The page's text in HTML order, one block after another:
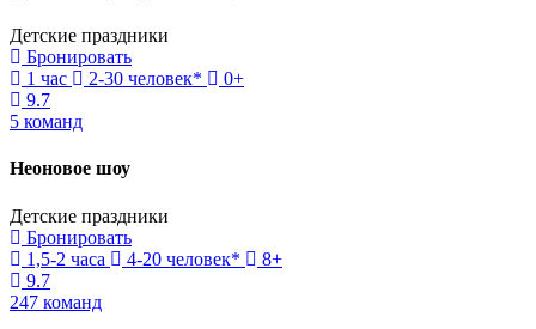
Детские праздники
Бронировать
1 час
2-30 человек*
0+
9.7
5 команд
Неоновое шоу
Детские праздники
Бронировать
1,5-2 часа
4-20 человек*
8+
9.7
247 команд